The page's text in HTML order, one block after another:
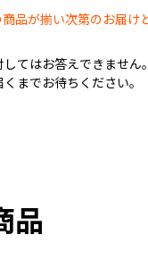
品が揃い次第のお届け
てはお答えできません。
までお待ちください。
品